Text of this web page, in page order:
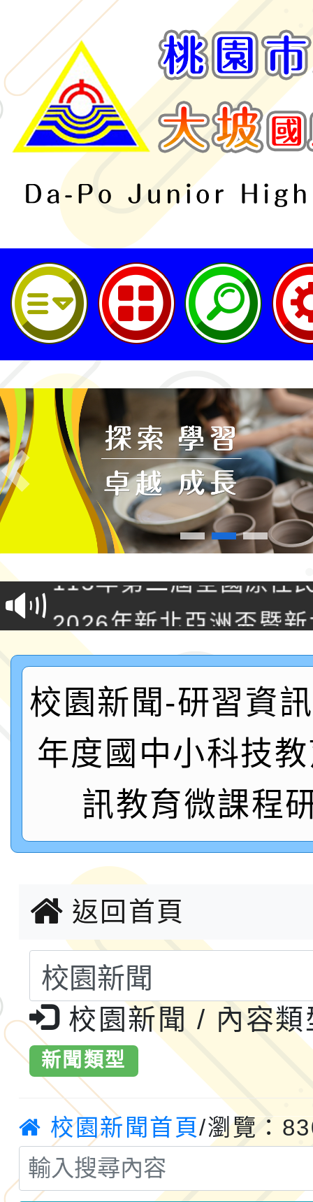
桃園市立大坡國民中學
Previous
轉知桃園市政府交通局
桃「我的減碳存摺2.0
案，詳如說明，請參閱
2026年新北亞洲盃暨
鐵人三項錦標賽
桃園市115學年度學生
「2026年『王牌愛／
成果展」
2026城鎮韌性防空演習
桃園市大溪自造教育及
年八月份教師研習
國立成功大學辦理「台
融平台-教案暨教學示
115學年度「學習扶助
計畫子計畫十一-2：國
小時認證研習計畫」
115年度「教育部表揚
義教育推展貢獻獎」實
轉知桃園市政府交通局
共運輸服務，鼓勵民眾
桃「我的減碳存摺2.0
案，詳如說明，請參閱
115年第二屆全國原住
2026年新北亞洲盃暨
鐵人三項錦標賽
桃園市115學年度學生
「2026年『王牌愛／
運動系列徵選頒獎典禮
成果展」
2026城鎮韌性防空演習
桃園市大溪自造教育及
校園新聞-研習資
年度國中小科技
訊教育微課程
返回首頁
校園新聞 / 內容類
新聞類型
校園新聞首頁/瀏覽：